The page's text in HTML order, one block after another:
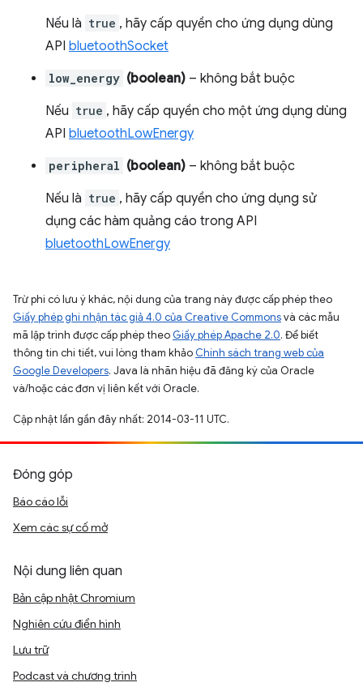
Nếu là true , hãy cấp quyền cho ứng dụng dùng
API bluetoothSocket
low_energy (boolean) – không bắt buộc
Nếu true , hãy cấp quyền cho một ứng dụng dùng
API bluetoothLowEnergy
peripheral (boolean) – không bắt buộc
Nếu là true , hãy cấp quyền cho ứng dụng sử
dụng các hàm quảng cáo trong API
bluetoothLowEnergy
Trừ phi có lưu ý khác, nội dung của trang này được cấp phép theo
Giấy phép ghi nhận tác giả 4.0 của Creative Commonsvà các mẫu
mã lập trình được cấp phép theo Giấy phép Apache 2.0. Để biết
thông tin chi tiết, vui lòng tham khảo Chính sách trang web của
Google Developers. Java là nhãn hiệu đã đăng ký của Oracle
và/hoặc các đơn vị liên kết với Oracle.
Cập nhật lần gần đây nhất: 2014-03-11 UTC.
Đóng góp
Báo cáo lỗi
Xem các sự cố mở
Nội dung liên quan
Bản cập nhật Chromium
Nghiên cứu điển hình
Lưu trữ
Podcast và chương trình